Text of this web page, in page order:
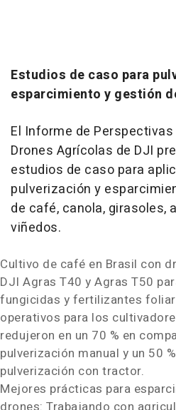
Estudios de caso para
esparcimiento y gestión
El Informe de
Drones Agrícolas de DJI
estudios de caso para
pulverización y
de café, canola, girasoles,
viñedos.
Cultivo de café en Brasil con
DJI Agras T40 y Agras T50
fungicidas y fertilizantes
operativos para los
redujeron en un 70 % en
pulverización manual y un 50
pulverización con tractor.
Mejores prácticas para